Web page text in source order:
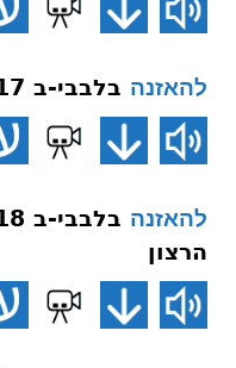
להאזנה בלבבי-ב 017 דרכי קנין יראת העונש
להאזנה
הרצון